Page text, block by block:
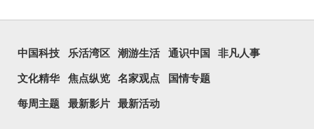
中国科技 乐活湾区 潮游生活 通识中国 非凡人事
文化精华 焦点纵览 名家观点 国情专题
每周主题 最新影片 最新活动